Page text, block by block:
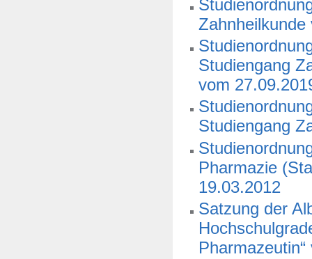
Studiengang
vom
Studiengang
Pharmazie
19.03.2012
Satzung der